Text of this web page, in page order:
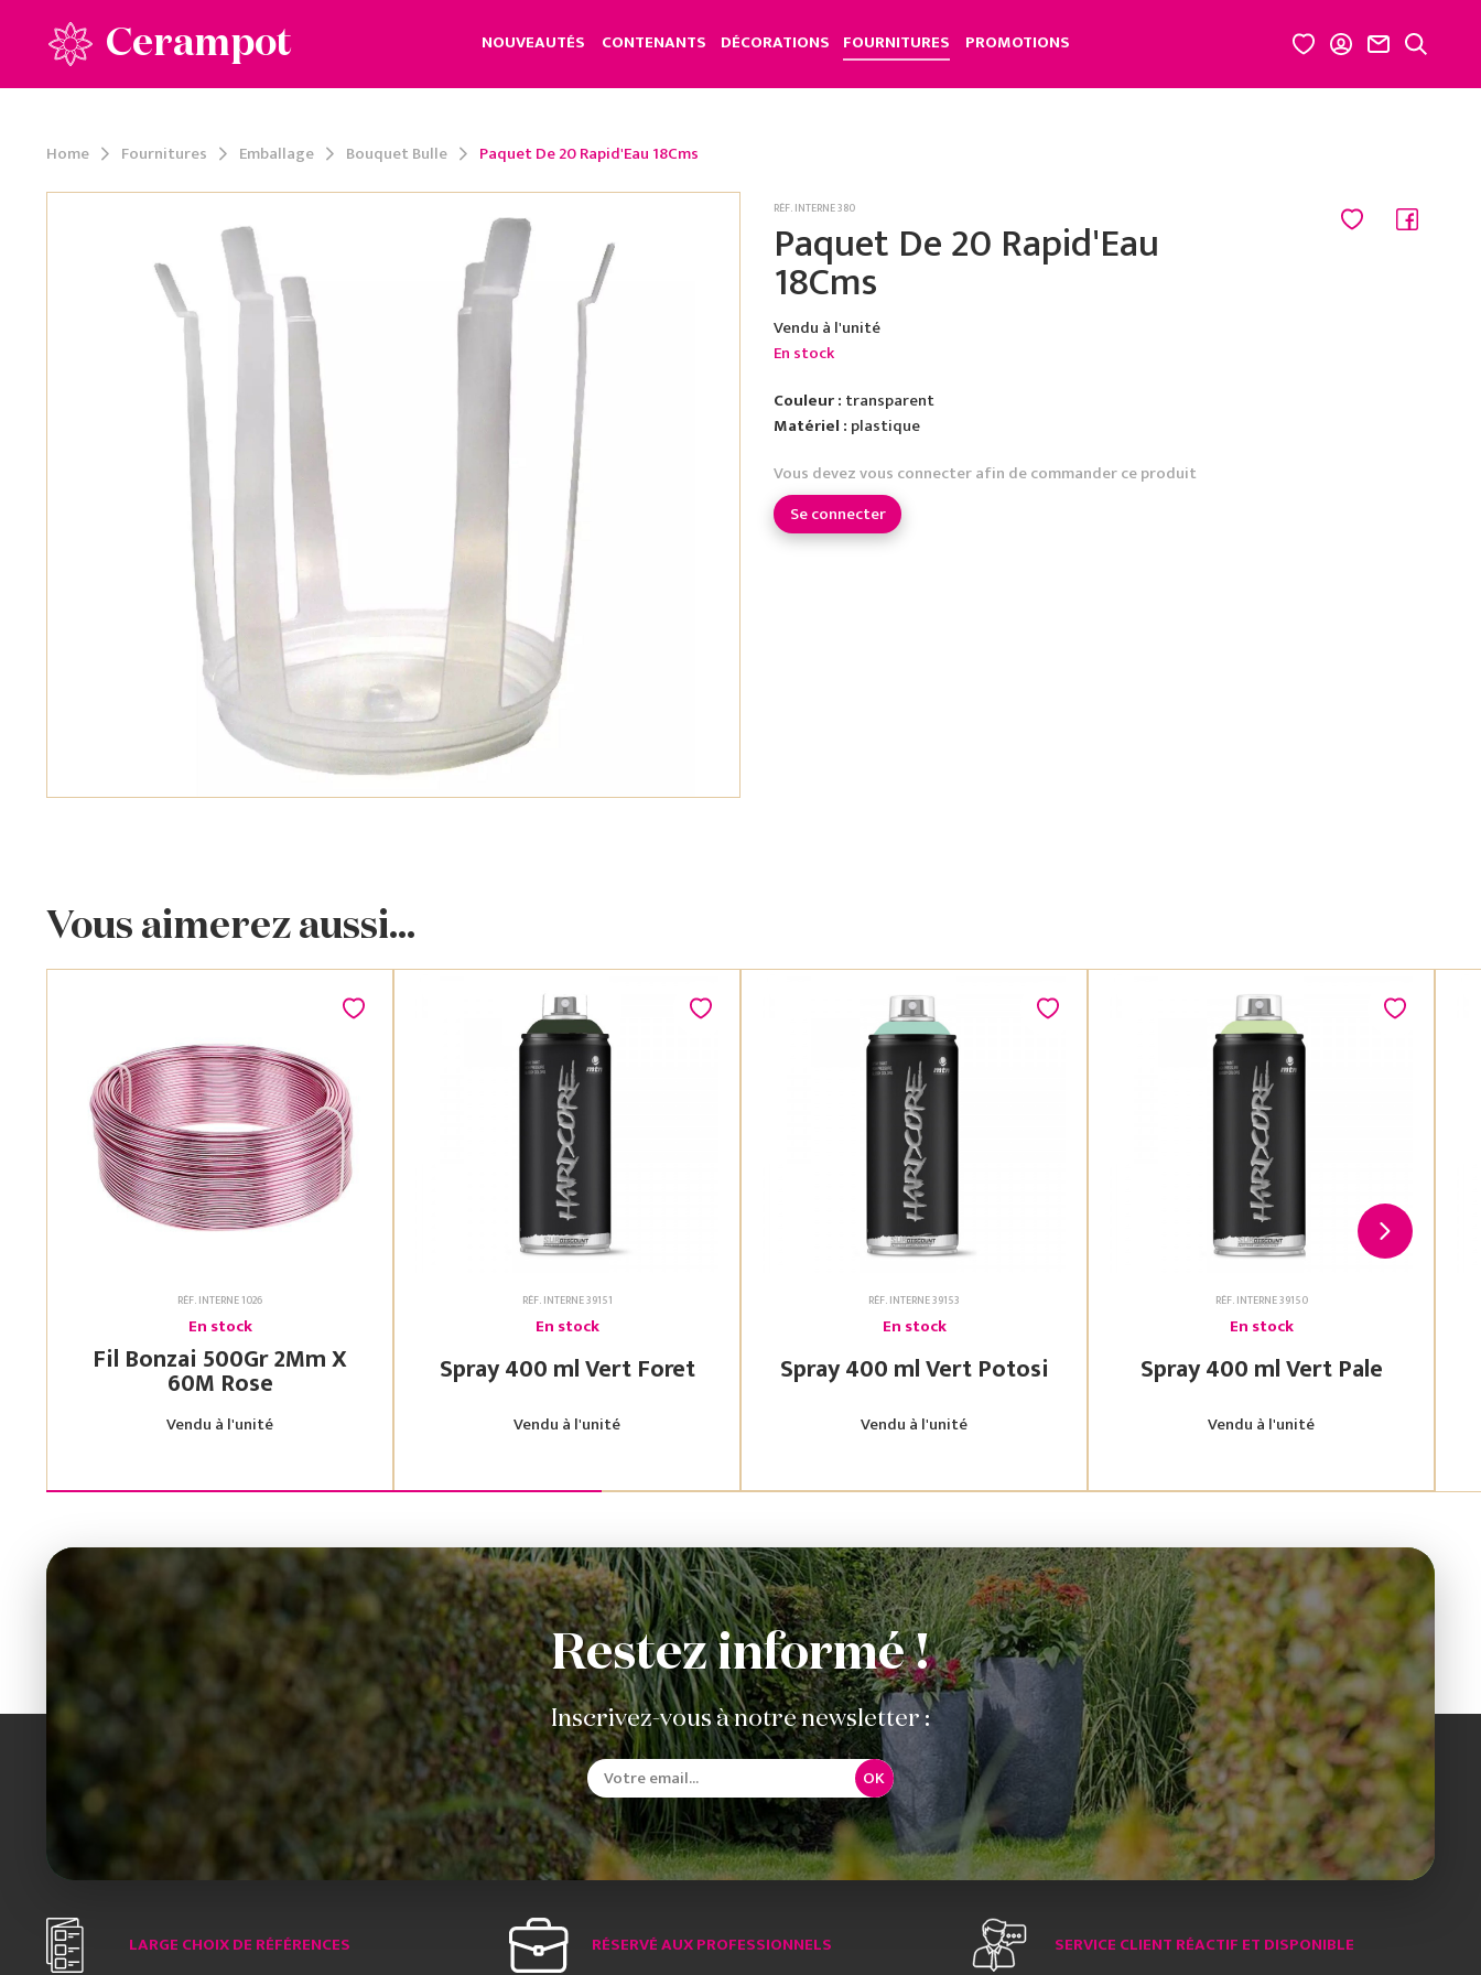
Cerampot NOUVEAUTÉS CONTENANTS DÉCORATIONS FOURNITURES PROMOTIONS
Home Fournitures Emballage Bouquet Bulle Paquet De 20 Rapid'Eau 18Cms
RÉF. INTERNE 380
Paquet De 20 Rapid'Eau
18Cms
Vendu à l'unité
En stock
Couleur : transparent
Matériel : plastique
Vous devez vous connecter afin de commander ce produit
Se connecter
Vous aimerez aussi...
RÉF. INTERNE 1026
En stock
Fil Bonzai 500Gr 2Mm X
60M Rose
Vendu à l'unité
RÉF. INTERNE 39151
En stock
Spray 400 ml Vert Foret
Vendu à l'unité
RÉF. INTERNE 39153
En stock
Spray 400 ml Vert Potosi
Vendu à l'unité
RÉF. INTERNE 39150
En stock
Spray 400 ml Vert Pale
Vendu à l'unité
Restez informé !
Inscrivez-vous à notre newsletter :
OK
LARGE CHOIX DE RÉFÉRENCES RÉSERVÉ AUX PROFESSIONNELS SERVICE CLIENT RÉACTIF ET DISPONIBLE